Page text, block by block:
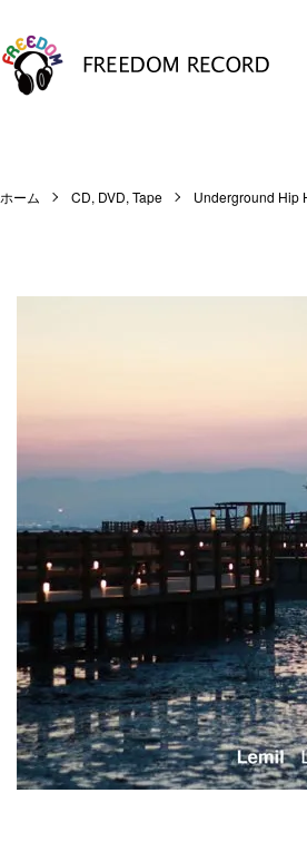
ホーム CD, DVD, Tape Underground Hip